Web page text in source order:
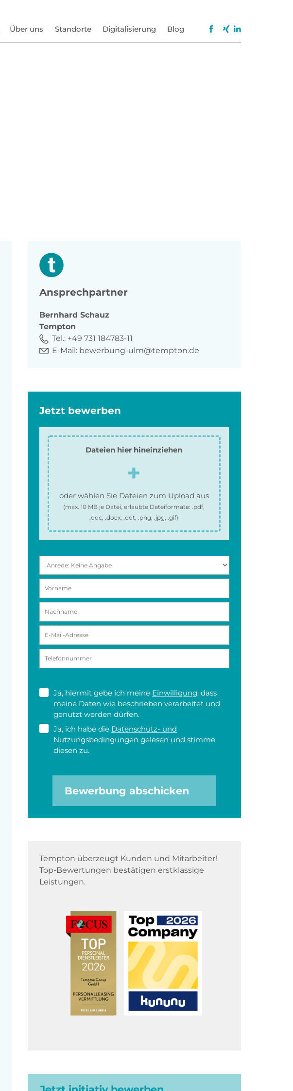
Über uns Standorte Digitalisierung Blog
Ansprechpartner
Bernhard Schauz
Tempton
Tel.: +49 731 184783-11
E-Mail: bewerbung-ulm@tempton.de
Jetzt bewerben
Dateien hier hineinziehen
oder wählen Sie Dateien zum Upload aus
(max.10 MB je Datei, erlaubte Dateiformate:.pdf,
.doc, .docx, .odt, .png, .jpg, .gif)
Ja, hiermit gebe ich meine Einwilligung, dass
meine Daten wie beschrieben verarbeitet und
genutzt werden dürfen.
Ja, ich habe die Datenschutz- und
Nutzungsbedingungen gelesen und stimme
diesen zu.
Bewerbung abschicken
Tempton überzeugt Kunden und Mitarbeiter!
Top-Bewertungen bestätigen erstklassige
Leistungen.